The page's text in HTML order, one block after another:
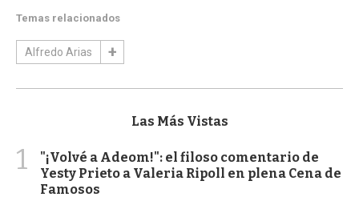
Temas relacionados
Alfredo Arias
Las Más Vistas
1
"¡Volvé a Adeom!": el filoso comentario de
Yesty Prieto a Valeria Ripoll en plena Cena de
Famosos